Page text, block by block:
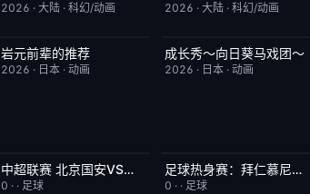
2026 ·大陆 ·科幻/动画 2026 · 大陆· 科幻/动画
更新至第6集
岩元前辈的推荐
2026 · 日本 ·动画
更新至第06集 7.0
成长秀～向日葵马戏团～
2026 · 日本· 动画
已完结 5.0
中超联赛 北京国安VS深圳新鹏城20260807
0 · · 足球
今日更新 5.0足球热身赛：拜仁慕尼黑VS阿斯顿维拉20260807
0 · · 足球